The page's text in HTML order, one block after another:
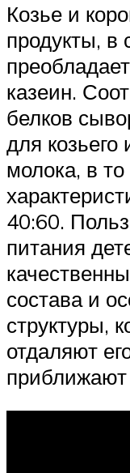
Козье и
продукты, в
казеин.
белков
для козьего
молока, в
40:60.
питания
состава и
структуры,
отдаляют
приближают